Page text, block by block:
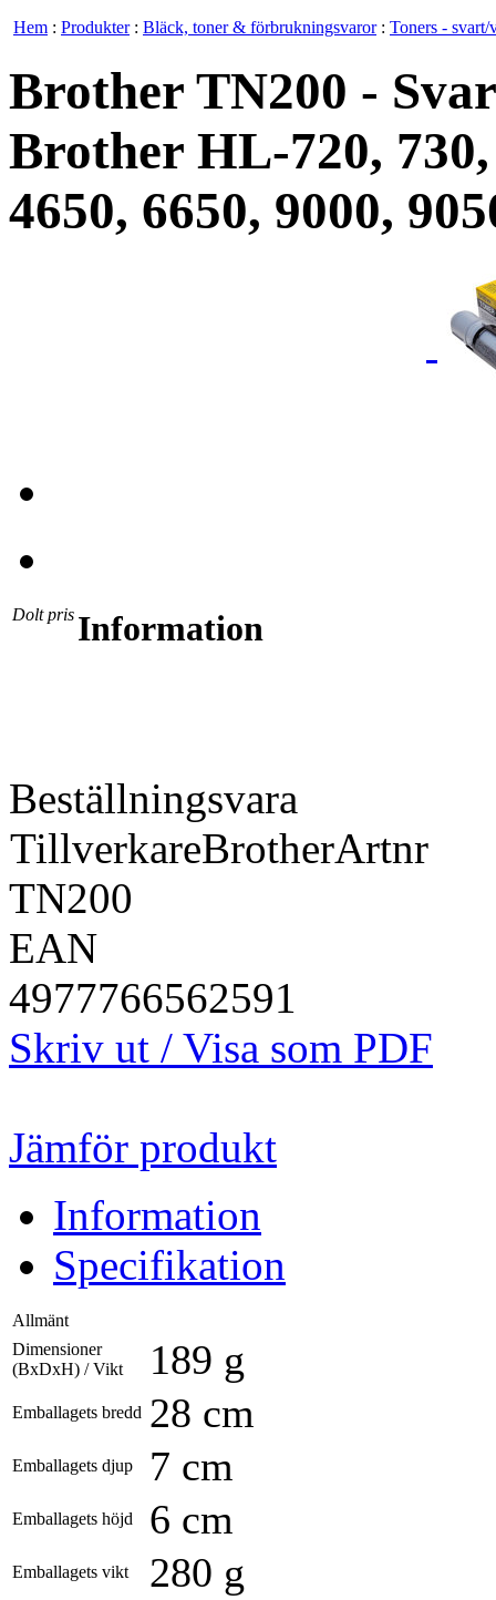
Hem : Produkter: Bläck, toner & förbrukningsvaror: Toners - svart/
Brother TN200 -
Brother HL-720,
4650, 6650, 9000,
Dolt pris Information
Beställningsvara
TillverkareBrotherArtnr
TN200
EAN
4977766562591
Skriv ut / Visa som PDF
Jämför produkt
Information
Specifikation
Allmänt
Dimensioner
(BxDxH) / Vikt
189 g
Emballagets bredd 28 cm
Emballagets djup 7 cm
Emballagets höjd 6 cm
Emballagets vikt 280 g